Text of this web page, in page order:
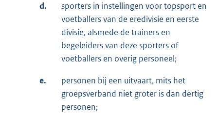
d.
sporters in instellingen voor topsport en
voetballers van de eredivisie en eerste
divisie, alsmede de trainers en
begeleiders van deze sporters of
voetballers en overig personeel;
e.
personen bij een uitvaart, mits het
groepsverband niet groter is dan dertig
personen;